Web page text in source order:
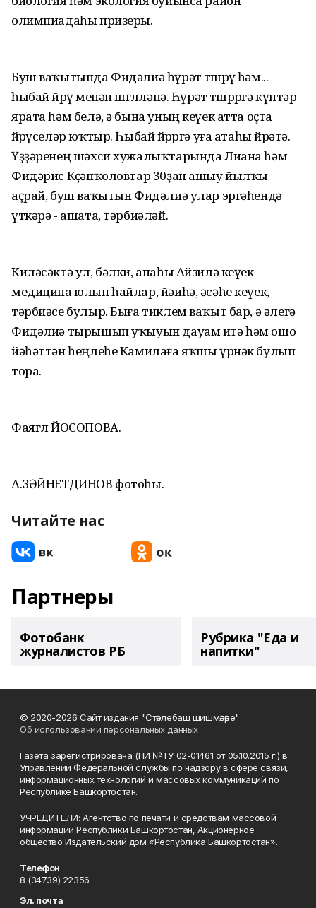
олимпиадаһы призеры.
Буш ваҡытында Фидәлиә һүрәт төшөрөү һәм...
һыбай йөрөү менән шөғөлләнә. Һүрәт төшөрөргә күптәр
ярата һәм белә, ә бына уның кеүек атта оҫта
йөрөүселәр юҡтыр. Һыбай йөрөргә уға атаһы өйрәтә.
Үҙҙәренең шәхси хужалыҡтарында Лиана һәм
Фидәрис Көҫәпҡоловтар 30ҙан ашыу йылҡы
аҫрай, буш ваҡытын Фидәлиә улар эргәһендә
үткәрә - ашата, тәрбиәләй.
Киләсәктә ул, бәлки, апаһы Айзилә кеүек
медицина юлын һайлар, йәиһә, әсәһе кеүек,
тәрбиәсе булыр. Быға тиклем ваҡыт бар, ә әлегә
Фидәлиә тырышып уҡыуын дауам итә һәм ошо
йәһәттән һеңлеһе Камилаға яҡшы үрнәк булып
тора.
Фаягөл ЙОСОПОВА.
А.ЗӘЙНЕТДИНОВ фотоһы.
Читайте нас
Партнеры
Фотобанк
журналистов РБ
Рубрика "Еда и
напитки"
© 2020-2026 Сайт издания "Стәрлебаш шишмәләре"
Об использовании персональных данных
Газета зарегистрирована (ПИ №ТУ 02-01461 от 05.10.2015 г.) в
Управлении Федеральной службы по надзору в сфере связи,
информационных технологий и массовых коммуникаций по
Республике Башкортостан.
УЧРЕДИТЕЛИ: Агентство по печати и средствам массовой
информации Республики Башкортостан, Акционерное
общество Издательский дом «Республика Башкортостан».
Телефон
8 (34739) 22356
Эл. почта